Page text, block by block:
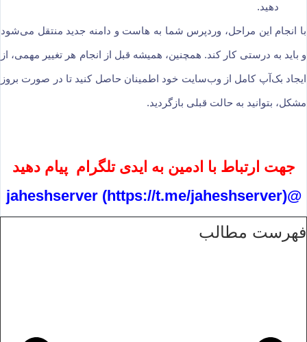
دهید.
با انجام این مراحل، وردپرس شما به هاست و دامنه جدید منتقل می‌شود
و باید به درستی کار کند. همچنین، همیشه قبل از انجام هر تغییر مهمی، از
ایجاد بک‌آپ کامل از وب‌سایت خود اطمینان حاصل کنید تا در صورت بروز
مشکل، بتوانید به حالت قبلی بازگردید.
جهت ارتباط با ادمین به ایدی تلگرام پیام دهید
@jaheshserver (https://t.me/jaheshserver)
فهرست مطالب